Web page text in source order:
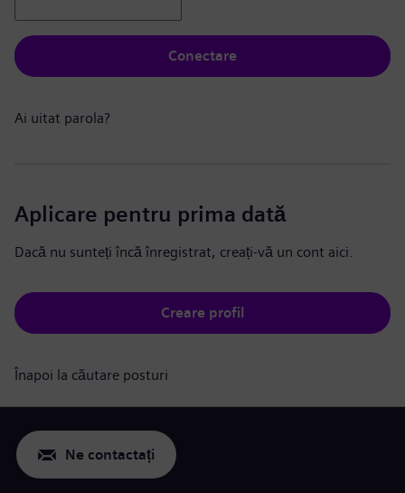
Conectare
Ai uitat parola?
Aplicare pentru prima dată
Dacă nu sunteți încă înregistrat, creați-vă un cont aici.
Creare profil
Înapoi la căutare posturi
Ne contactați